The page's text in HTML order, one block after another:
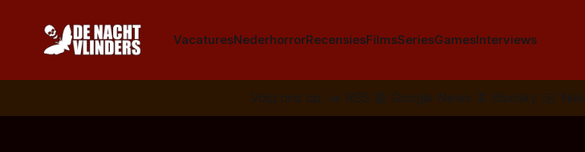
VacaturesNederhorrorRecensiesFilmsSeriesGamesInterviews
Volg ons op: 📣 RSS 📰 Google News 🦋 Bluesky ✉️